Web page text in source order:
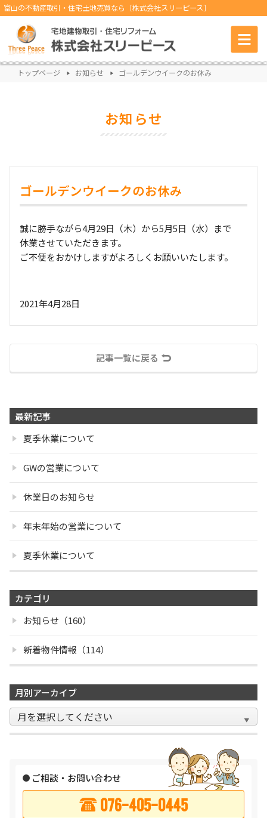
富山の不動産取引・住宅土地売買なら［株式会社スリーピース］
トップページ お知らせ ゴールデンウイークのお休み
お知らせ
ゴールデンウイークのお休み
誠に勝手ながら4月29日（木）から5月5日（水）まで
休業させていただきます。
ご不便をおかけしますがよろしくお願いいたします。
2021年4月28日
記事一覧に戻る
最新記事
夏季休業について
GWの営業について
休業日のお知らせ
年末年始の営業について
夏季休業について
カテゴリ
お知らせ（160）
新着物件情報（114）
月別アーカイブ
ご相談・お問い合わせ
076-405-0445